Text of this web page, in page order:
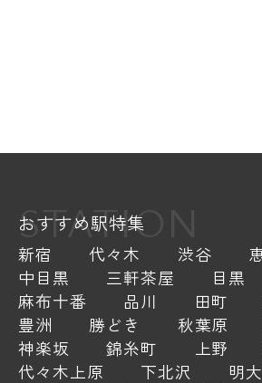
STATION
おすすめ駅特集
新宿 代々木 渋谷
中目黒
三軒茶屋
目黒
麻布十番
品川 田町
豊洲
勝どき 秋葉原
神楽坂
錦糸町 上野
代々木上原
下北沢
明